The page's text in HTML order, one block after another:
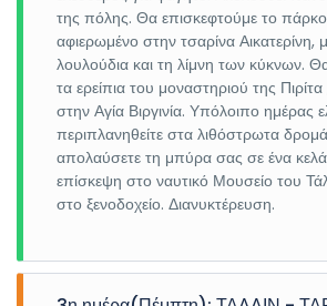
της πόλης. Θα επισκεφτούμε το
αφιερωμένο στην τσαρίνα Αικατερίνη,
λουλούδια και τη λίμνη των κύκνων.
τα ερείπια του μοναστηριού της
στην Αγία Βιργινία. Υπόλοιπο ημέρας
περιπλανηθείτε στα λιθόστρωτα
απολαύσετε τη μπύρα σας σε ένα
επίσκεψη στο ναυτικό Μουσείο του
στο ξενοδοχείο. Διανυκτέρευση.